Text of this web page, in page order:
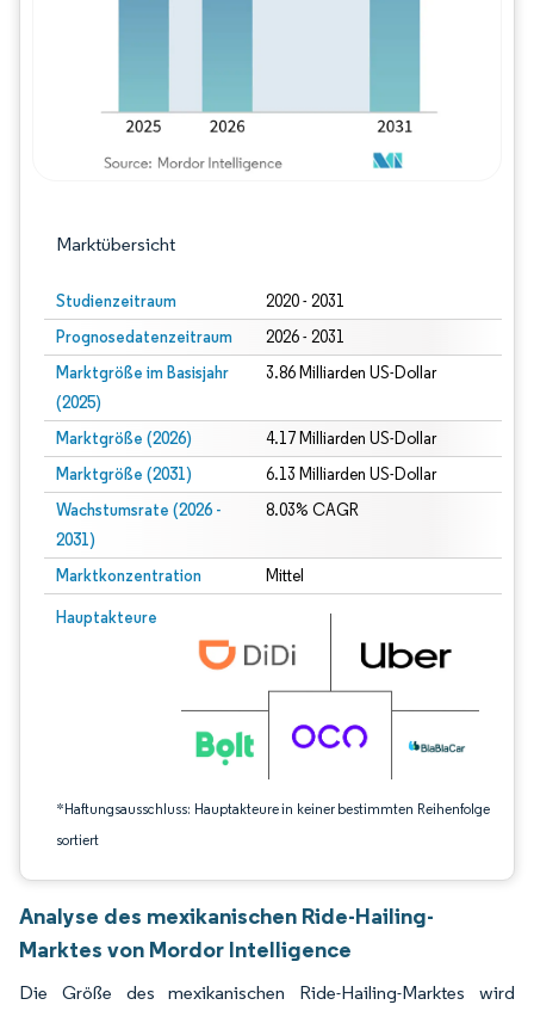
Marktübersicht
Studienzeitraum 2020 - 2031
Prognosedatenzeitraum 2026 - 2031
Marktgröße im Basisjahr
(2025)
3.86 Milliarden US-Dollar
Marktgröße (2026) 4.17 Milliarden US-Dollar
Marktgröße (2031) 6.13 Milliarden US-Dollar
Wachstumsrate (2026 -
2031)
8.03% CAGR
Marktkonzentration Mittel
Hauptakteure
*Haftungsausschluss: Hauptakteure in keiner bestimmten Reihenfolge
sortiert
Bild © Mordor Intelligence. Wiederverwendung erfordert Namensnennung
Analyse des mexikanischen Ride-Hailing-
Marktes von Mordor Intelligence
Die Größe des mexikanischen Ride-Hailing-Marktes wird